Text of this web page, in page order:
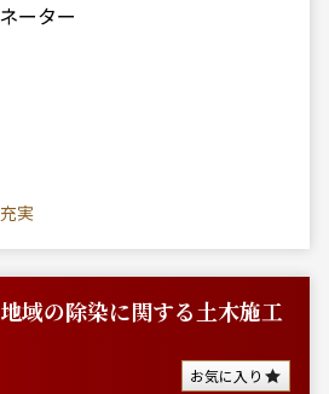
ーター
実
域の除染に関する土木施工
お気に入り